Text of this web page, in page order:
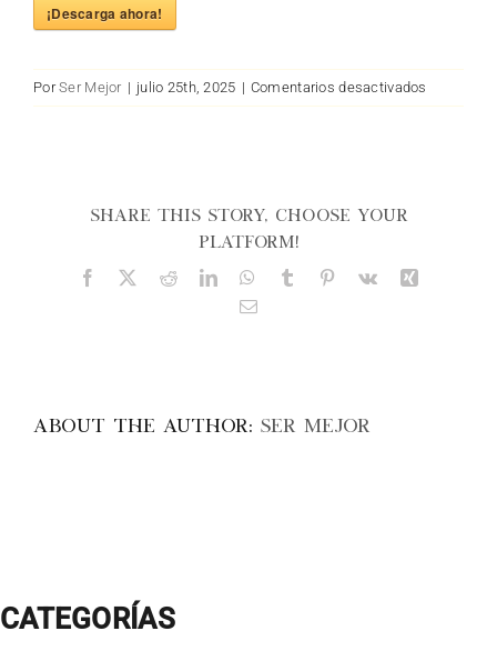
¡Descarga ahora!
PorSer Mejor | julio 25th, 2025 | Comentarios desactivados
Share This Story, Choose Your
Platform!
Facebook RedditLinkedInWhatsApp
Tumblr Pinterest
Vk
Email
About the Author: Ser Mejor
CATEGORÍAS